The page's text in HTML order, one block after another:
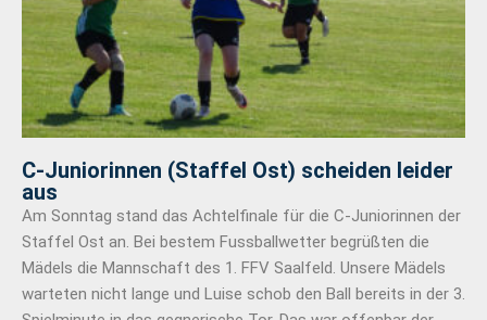
C-Juniorinnen (Staffel Ost) scheiden leider
aus​
Am Sonntag stand das Achtelfinale für die C-Juniorinnen der
Staffel Ost an. Bei bestem Fussballwetter begrüßten die
Mädels die Mannschaft des 1. FFV Saalfeld. Unsere Mädels
warteten nicht lange und Luise schob den Ball bereits in der 3.